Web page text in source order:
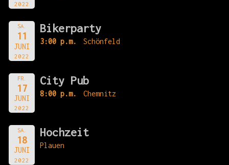
2022
SA.
11
JUNI
2022
Bikerparty
3:00 p.m. Schönfeld
FR.
17
JUNI
2022
City Pub
8:00 p.m. Chemnitz
SA.
18
JUNI
2022
Hochzeit
Plauen